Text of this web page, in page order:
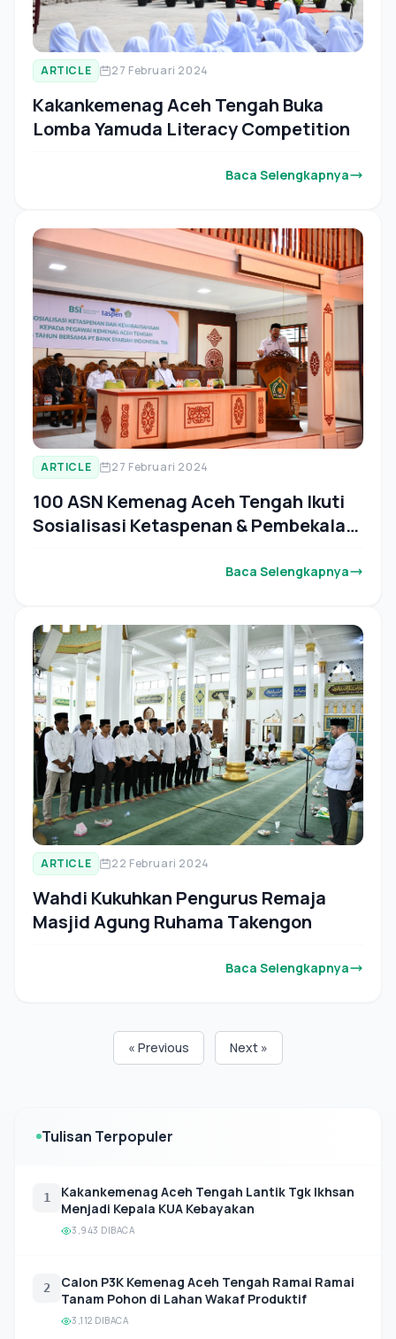
ARTICLE 27 Februari 2024
Kakankemenag Aceh Tengah Buka
Lomba Yamuda Literacy Competition
Baca Selengkapnya
ARTICLE 27 Februari 2024
100 ASN Kemenag Aceh Tengah Ikuti
Sosialisasi Ketaspenan & Pembekalan
Baca Selengkapnya
ARTICLE 22 Februari 2024
Wahdi Kukuhkan Pengurus Remaja
Masjid Agung Ruhama Takengon
Baca Selengkapnya
« Previous Next »
Tulisan Terpopuler
1
Kakankemenag Aceh Tengah Lantik Tgk Ikhsan
Menjadi Kepala KUA Kebayakan
3,943 DIBACA
2
Calon P3K Kemenag Aceh Tengah Ramai Ramai
Tanam Pohon di Lahan Wakaf Produktif
3,112 DIBACA